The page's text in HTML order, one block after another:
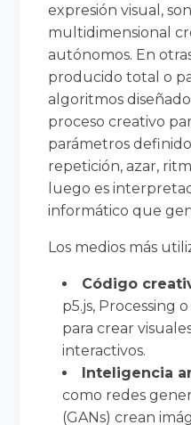
expresión visual,
multidimensional
autónomos. En
producido total o
algoritmos
proceso creativo
parámetros
repetición, azar,
luego es
informático que
Los medios más
Código
p5.js, Processing
para crear
interactivos.
Inteligencia
como redes
(GANs) crean